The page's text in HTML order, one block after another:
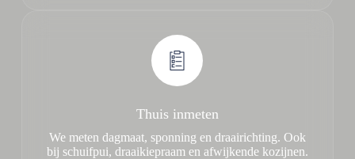
Thuis inmeten
We meten dagmaat, sponning en draairichting. Ook
bij schuifpui, draaikiepraam en afwijkende kozijnen.